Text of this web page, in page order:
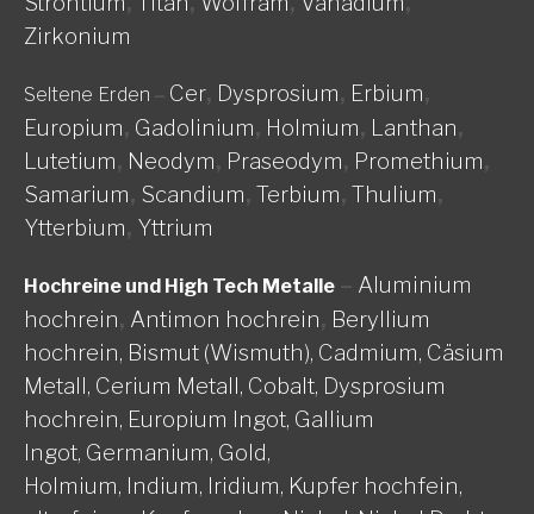
Zirkonium
Seltene Erden – Cer, Dysprosium, Erbium,
Europium, Gadolinium, Holmium, Lanthan,
Lutetium, Neodym, Praseodym, Promethium,
Samarium, Scandium, Terbium, Thulium,
Ytterbium, Yttrium
Hochreine und High Tech Metalle – Aluminium
hochrein, Antimon hochrein, Beryllium
hochrein, Bismut (Wismuth), Cadmium, Cäsium
Metall, Cerium Metall, Cobalt, Dysprosium
hochrein, Europium Ingot, Gallium
Ingot, Germanium, Gold,
Holmium, Indium, Iridium, Kupfer hochfein,